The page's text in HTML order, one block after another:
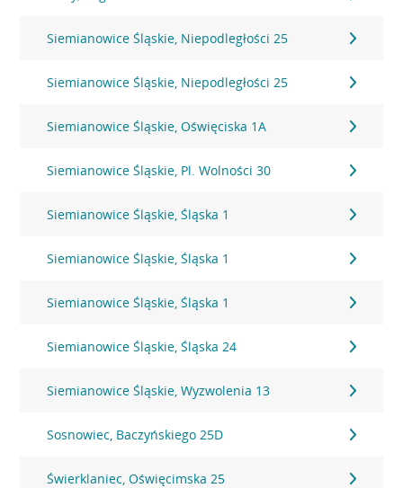
Siemianowice Śląskie, Niepodległości 25
Siemianowice Śląskie, Niepodległości 25
Siemianowice Śląskie, Oświęciska 1A
Siemianowice Śląskie, Pl. Wolności 30
Siemianowice Śląskie, Śląska 1
Siemianowice Śląskie, Śląska 1
Siemianowice Śląskie, Śląska 1
Siemianowice Śląskie, Śląska 24
Siemianowice Śląskie, Wyzwolenia 13
Sosnowiec, Baczyńskiego 25D
Świerklaniec, Oświęcimska 25